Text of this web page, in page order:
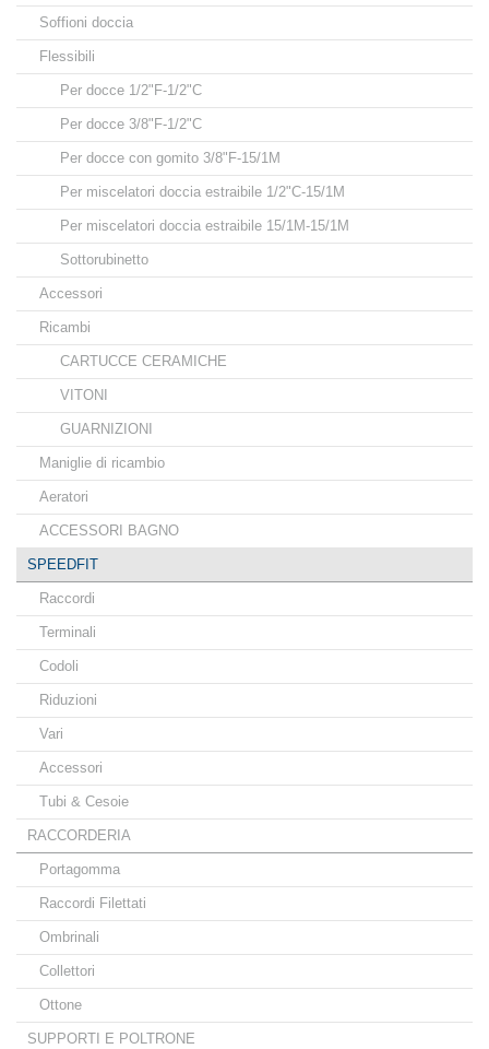
Soffioni doccia
Flessibili
Per docce 1/2"F-1/2"C
Per docce 3/8"F-1/2"C
Per docce con gomito 3/8"F-15/1M
Per miscelatori doccia estraibile 1/2"C-15/1M
Per miscelatori doccia estraibile 15/1M-15/1M
Sottorubinetto
Accessori
Ricambi
CARTUCCE CERAMICHE
VITONI
GUARNIZIONI
Maniglie di ricambio
Aeratori
ACCESSORI BAGNO
SPEEDFIT
Raccordi
Terminali
Codoli
Riduzioni
Vari
Accessori
Tubi & Cesoie
RACCORDERIA
Portagomma
Raccordi Filettati
Ombrinali
Collettori
Ottone
SUPPORTI E POLTRONE